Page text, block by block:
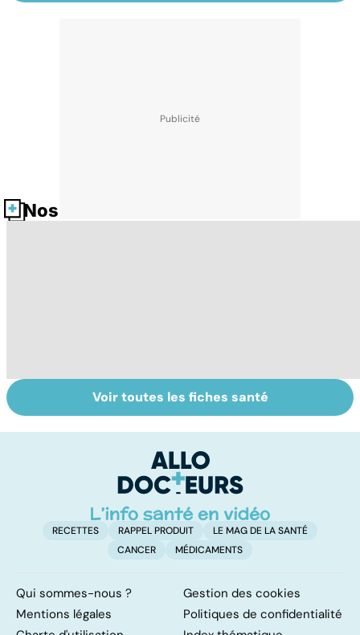
Nos fiches santé
Bien dormir,
mais... sans
Fatigue
chronique : un
connu
Voir toutes les fiches santé
RECETTES RAPPEL PRODUIT
LE MAG DE LA SANTÉ
CANCER
MÉDICAMENTS
Qui sommes-nous ?
Gestion des cookies
Mentions légales
Politiques de confidentialité